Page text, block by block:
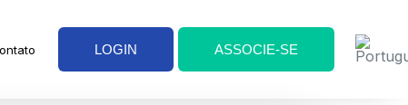
LOGIN ASSOCIE-SE